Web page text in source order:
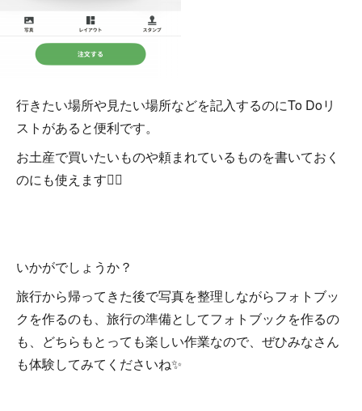
行きたい場所や見たい場所などを記入するのにTo Doリ
ストがあると便利です。
お土産で買いたいものや頼まれているものを書いておく
のにも使えます🙆‍♀️
いかがでしょうか？
旅行から帰ってきた後で写真を整理しながらフォトブッ
クを作るのも、旅行の準備としてフォトブックを作るの
も、どちらもとっても楽しい作業なので、ぜひみなさん
も体験してみてくださいね✨